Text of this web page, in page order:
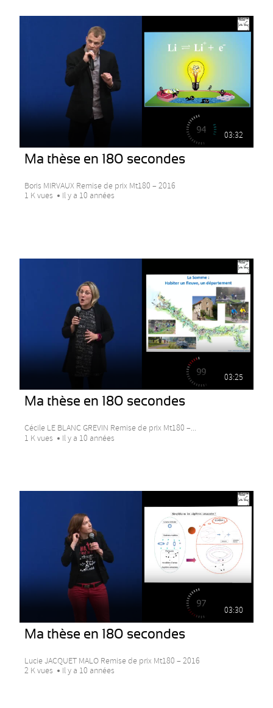
03:32
Ma thèse en 180 secondes
Boris MIRVAUX Remise de prix Mt180 – 2016
1 K vues
Il y a 10 années
03:25
Ma thèse en 180 secondes
Cécile LE BLANC GREVIN Remise de prix Mt180 –...
1 K vues
Il y a 10 années
03:30
Ma thèse en 180 secondes
Lucie JACQUET MALO Remise de prix Mt180 – 2016
2 K vues
Il y a 10 années